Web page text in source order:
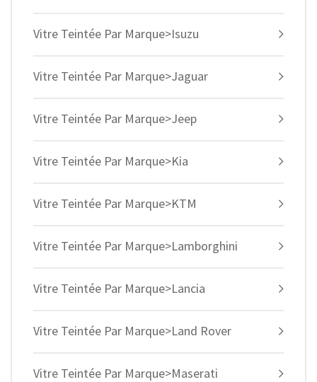
Vitre Teintée Par Marque>Isuzu
Vitre Teintée Par Marque>Jaguar
Vitre Teintée Par Marque>Jeep
Vitre Teintée Par Marque>Kia
Vitre Teintée Par Marque>KTM
Vitre Teintée Par Marque>Lamborghini
Vitre Teintée Par Marque>Lancia
Vitre Teintée Par Marque>Land Rover
Vitre Teintée Par Marque>Maserati